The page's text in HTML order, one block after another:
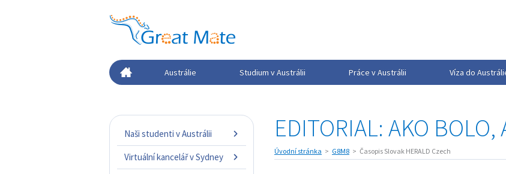
Austrálie Studium v Austrálii Práce v Austrálii Víza do
Naši studenti v Austrálii
Virtuální kancelář v Sydney
EDITORIAL: AKO BOLO,
Úvodní stránka G8M8 Časopis Slovak HERALD Czech